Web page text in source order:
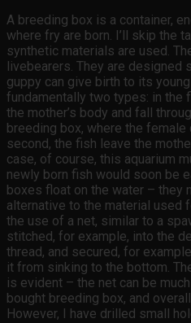
A breeding box is a container,
where fry are born. I’ll skip the
synthetic materials are used.
livebearers. They are designed
guppy can give birth to its
fundamentally two types: in the
the mother’s body and fall
breeding box, where the female
second, the fish leave the
case, of course, this aquarium
newly born fish would soon be
boxes float on the water – they
alternative to the material used
the use of a net, similar to a
stitched, for example, into the
thread, and secured, for
it from sinking to the bottom.
is evident – the net can be
bought breeding box, and
However, I have drilled small